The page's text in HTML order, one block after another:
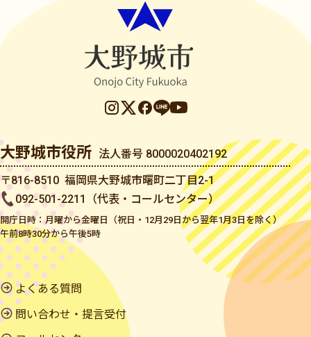
大野城市役所 法人番号 8000020402192
〒816-8510 福岡県大野城市曙町二丁目2-1
092-501-2211（代表・コールセンター）
開庁日時：月曜から金曜日（祝日・12月29日から翌年1月3日を除く）
午前8時30分から午後5時
よくある質問
問い合わせ・提言受付